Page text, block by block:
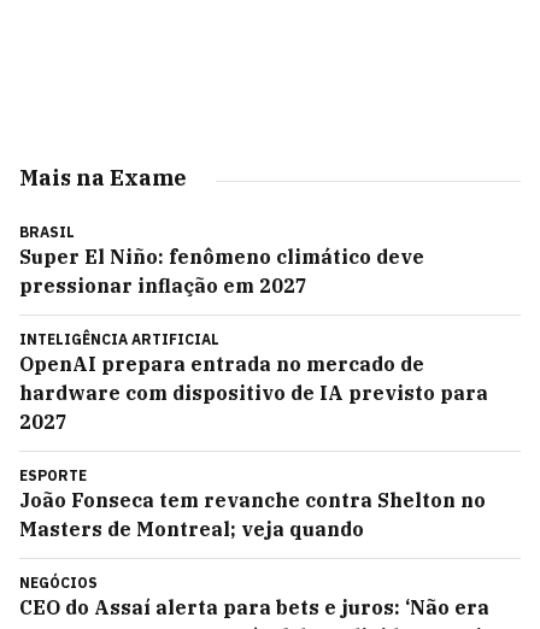
Mais na Exame
BRASIL
Super El Niño: fenômeno climático deve
pressionar inflação em 2027
INTELIGÊNCIA ARTIFICIAL
OpenAI prepara entrada no mercado de
hardware com dispositivo de IA previsto para
2027
ESPORTE
João Fonseca tem revanche contra Shelton no
Masters de Montreal; veja quando
NEGÓCIOS
CEO do Assaí alerta para bets e juros: ‘Não era